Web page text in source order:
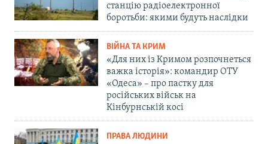
станцію радіоелектронної
боротьби: якими будуть наслідки
ВІЙНА ТА КРИМ
«Для них із Кримом розпочнеться
важка історія»: командир ОТУ
«Одеса» – про пастку для
російських військ на
Кінбурнській косі
ПРАВА ЛЮДИНИ